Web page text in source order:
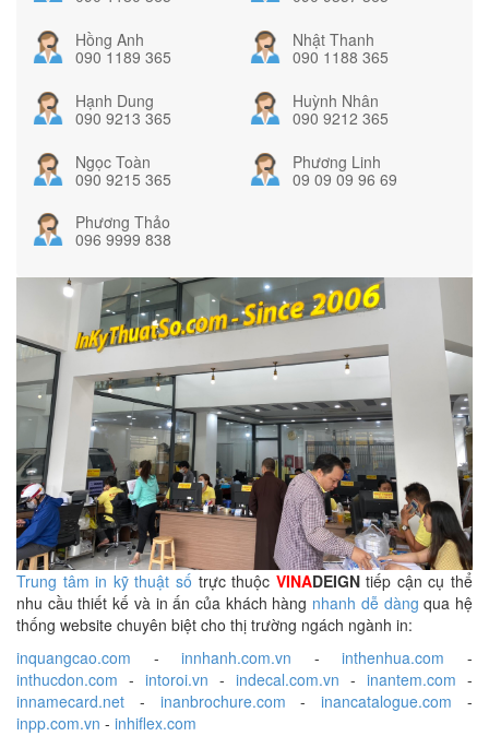
Hồng Anh
090 1189 365
Nhật Thanh
090 1188 365
Hạnh Dung
090 9213 365
Huỳnh Nhân
090 9212 365
Ngọc Toàn
090 9215 365
Phương Linh
09 09 09 96 69
Phương Thảo
096 9999 838
Trung tâm in kỹ thuật số trực thuộc VINADEIGNtiếp cận cụ thể
nhu cầu thiết kế và in ấn của khách hàng nhanh dễ dàng qua hệ
thống website chuyên biệt cho thị trường ngách ngành in:
inquangcao.com -innhanh.com.vn -inthenhua.com -
inthucdon.com - intoroi.vn - indecal.com.vn - inantem.com -
innamecard.net - inanbrochure.com -inancatalogue.com -
inpp.com.vn - inhiflex.com